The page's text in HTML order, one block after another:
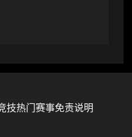
技热门赛事免责说明